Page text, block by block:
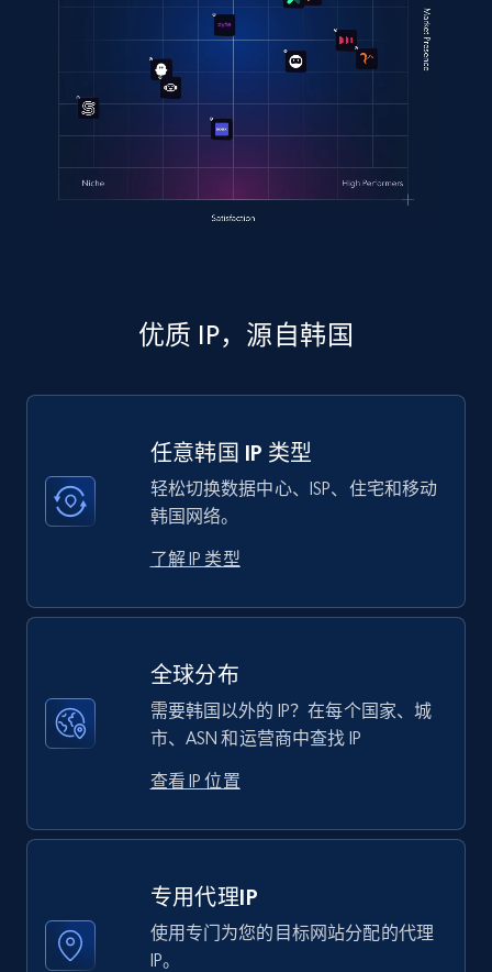
优质 IP，源自韩国
任意韩国 IP 类型
轻松切换数据中心、ISP、住宅和移动
韩国网络。
了解 IP 类型
全球分布
需要韩国以外的 IP？在每个国家、城
市、ASN 和运营商中查找 IP
查看 IP 位置
专用代理IP
使用专门为您的目标网站分配的代理
IP。